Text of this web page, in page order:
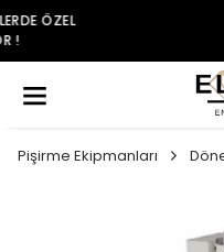
ELMAS
Pişirme Ekipmanları